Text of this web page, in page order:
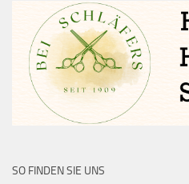
SO FINDEN SIE UNS